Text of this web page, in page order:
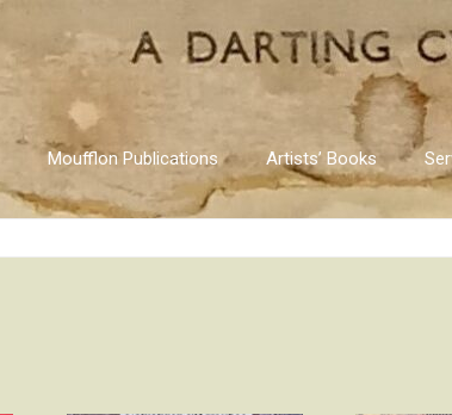
Moufflon Publications Artists’ Books